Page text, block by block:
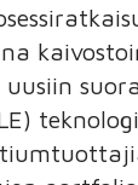
uusiin